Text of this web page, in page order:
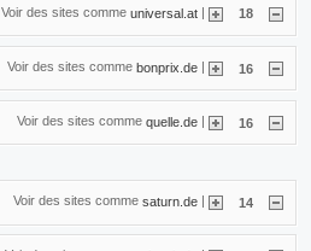
Voir des sites comme universal.at | 18
Voir des sites comme bonprix.de | 16
Voir des sites comme quelle.de | 16
Voir des sites comme saturn.de 14